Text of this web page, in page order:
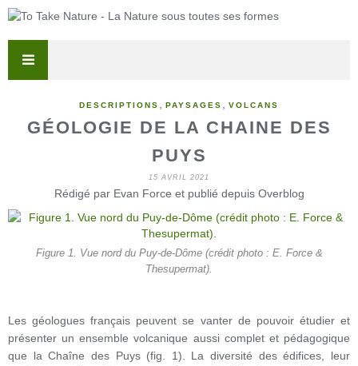
DESCRIPTIONS PAYSAGES VOLCANS
GÉOLOGIE DE LA CHAINE DES
PUYS
15 AVRIL 2021
Rédigé par Evan Force et publié depuis Overblog
Figure 1. Vue nord du Puy-de-Dôme (crédit photo : E. Force &
Thesupermat).
Les géologues français peuvent se vanter de pouvoir étudier et
présenter un ensemble volcanique aussi complet et pédagogique
que la Chaîne des Puys (fig. 1). La diversité des édifices, leur